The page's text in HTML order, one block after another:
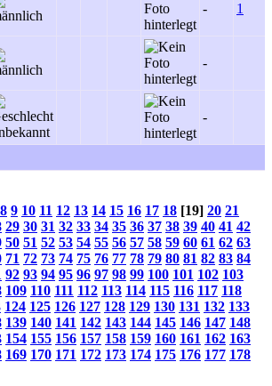
- 1
-
-
8 9 10 11 12 13 14 15 16 17 18 [19] 20 21
29 30 31 32 33 34 35 36 37 38 39 40 41 42
50 51 52 53 54 55 56 57 58 59 60 61 62 63
71 72 73 74 75 76 77 78 79 80 81 82 83 84
92 93 94 95 96 97 98 99 100 101 102 103
109 110 111 112 113 114 115 116 117 118
124 125 126 127 128 129 130 131 132 133
139 140 141 142 143 144 145 146 147 148
154 155 156 157 158 159 160 161 162 163
169 170 171 172 173 174 175 176 177 178